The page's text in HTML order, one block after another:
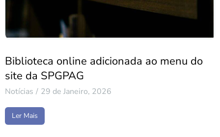
Biblioteca online adicionada ao menu do
site da SPGPAG
Notícias 29 de Janeiro, 2026
Ler Mais